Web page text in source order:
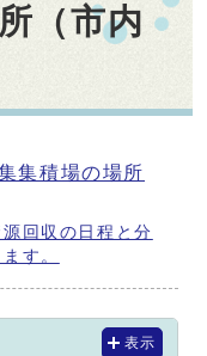
（市内
集積場の場所
回収の日程と分
す。
表示